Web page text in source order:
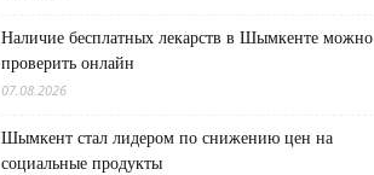
Наличие бесплатных лекарств в Шымкенте можно
проверить онлайн
07.08.2026
Шымкент стал лидером по снижению цен на
социальные продукты